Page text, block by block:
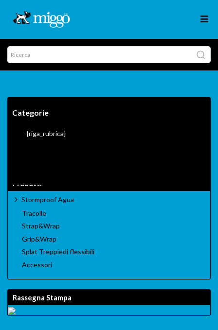
Categorie
{riga_rubrica}
Prodotti
Stormproof Agua
Tracolle
Strap&Wrap
Grip&Wrap
Splat Treppiedi flessibili
Accessori
Rassegna Stampa